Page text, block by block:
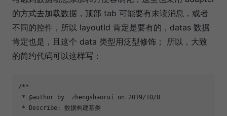
的方式去加载数据，顶部 tab 可能要有未读消息，或者
不同的控件，所以 layoutId 肯定是要有的，datas 数据
肯定也是，且这个 data 类型用泛型修饰； 所以，大致
的简约代码可以这样写：
/**
* @author by  zhengshaorui on 2019/10/8
* Describe: 数据构建基类